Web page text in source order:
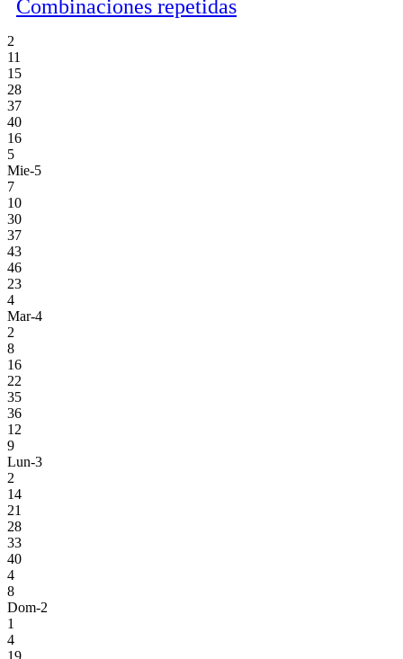
Combinaciones repetidas
2
11
15
28
37
40
16
5
Mie-5
7
10
30
37
43
46
23
4
Mar-4
2
8
16
22
35
36
12
9
Lun-3
2
14
21
28
33
40
4
8
Dom-2
1
4
19